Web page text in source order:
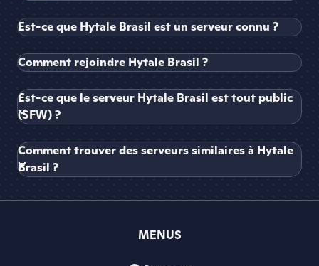
Est-ce que Hytale Brasil est un serveur connu ?
Comment rejoindre Hytale Brasil ?
Est-ce que le serveur Hytale Brasil est tout public
(SFW) ?
Comment trouver des serveurs similaires à Hytale
Brasil ?
MENUS